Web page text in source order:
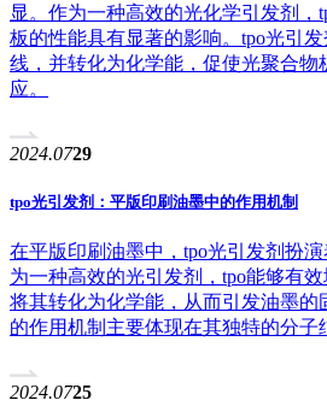
显。作为一种高效的光化学引发剂，
板的性能具有显著的影响。tpo光引
线，并转化为化学能，促使光聚合物
应。
2024.0729
tpo光引发剂：平版印刷油墨中的作用机制
在平版印刷油墨中，tpo光引发剂扮
为一种高效的光引发剂，tpo能够有
将其转化为化学能，从而引发油墨的
的作用机制主要体现在其独特的分子
2024.0725